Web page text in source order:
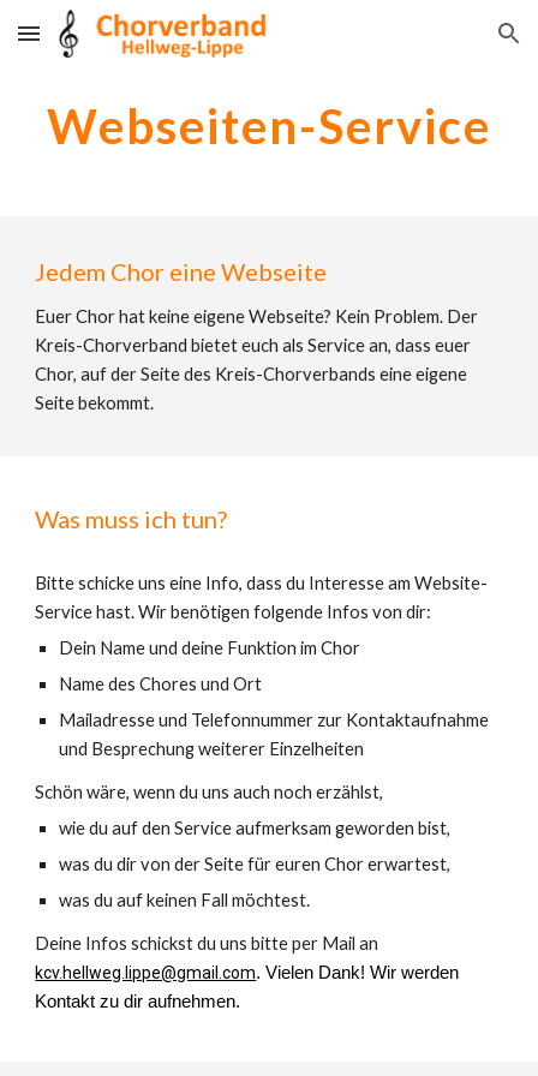
Skip to main content Skip to navigation
Webseiten-Service
Jedem Chor eine Webseite
Euer Chorhat keine eigene Webseite? Kein Problem. Der
Kreis-Chorverband bietet euch als Service an, dass euer
Chor, auf der Seite des Kreis-Chorverbands eine eigene
Seite bekommt.
Was muss ich tun?
Bitte schicke uns eine Info, dass du Interesse am Website-
Service hast. Wir benötigen folgende Infos von dir:
Dein Name und deine Funktion im Chor
Name des Chores und Ort
Mailadresse und Telefonnummer zur Kontaktaufnahme
und Besprechung weiterer Einzelheiten
Schön wäre, wenn du uns auch noch erzählst,
wie du auf den Service aufmerksam geworden bist,
was du dir von der Seite für euren Chor erwartest,
was du auf keinen Fall möchtest.
Deine Infos schickst du uns bitte per Mail an
kcv.hellweg.lippe@gmail.com. Vielen Dank! Wir werden
Kontakt zu dir aufnehmen.